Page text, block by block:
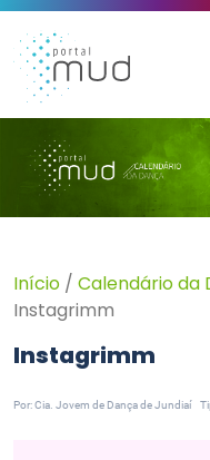
Início / Calendário da
Instagrimm
Instagrimm
Por: Cia. Jovem de Dança de Jundiaí